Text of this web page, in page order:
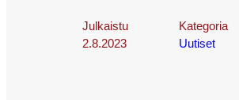
Julkaistu
2.8.2023
Kategoria
Uutiset